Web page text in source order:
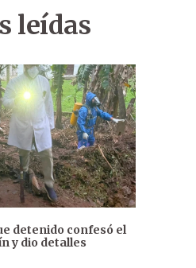
leídas
detenido confesó el
y dio detalles